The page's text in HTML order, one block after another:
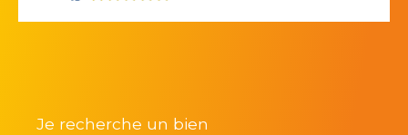
Je recherche un bien